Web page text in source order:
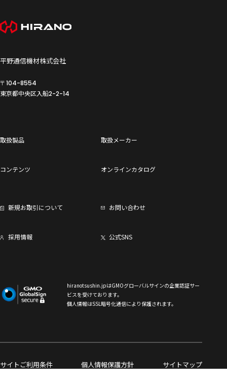
平野通信機材株式会社
〒104-8554
東京都中央区入船2-2-14
取扱製品 取扱メーカー
コンテンツ オンラインカタログ
新規お取引について お問い合わせ
採用情報 公式SNS
hiranotsushin.jpはGMOグローバルサインの企業認証サー
ビスを受けております。
個人情報はSSL暗号化通信により保護されます。
サイトご利用条件 個人情報保護方針 サイトマップ